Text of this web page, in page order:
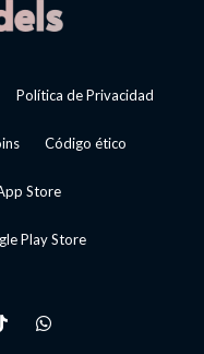
Política de Privacidad
Código ético
Store
Play Store